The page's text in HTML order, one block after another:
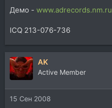
Демо - www.adrecords.nm.ru
ICQ 213-076-736
AK
Active Member
15 Сен 2008